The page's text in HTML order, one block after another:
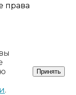
права
.
Принять